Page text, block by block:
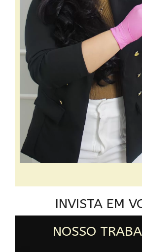
INVISTA EM
NOSSO